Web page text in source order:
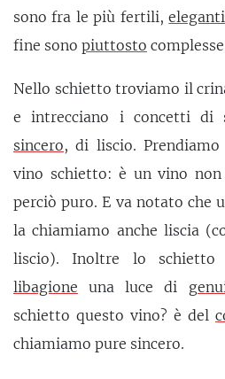
sono fra le più fertili,eleganti
fine sono piuttosto
Nello schietto troviamo il
e intrecciano i concetti di
sincero, di liscio.
vino schietto: è un vino
perciò puro. E va notato che
la chiamiamo anche liscia
liscio). Inoltre lo schietto
libagione una luce di
schietto questo vino? è del
chiamiamo pure sincero.